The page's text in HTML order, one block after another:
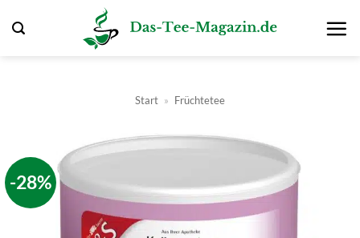
Inhalt
Start » Früchtetee
-28%